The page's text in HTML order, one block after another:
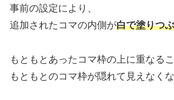
事前の設定により、
追加されたコマの内側が白で塗りつ
もともとあったコマ枠の上に重なる
もともとのコマ枠が隠れて見えなく